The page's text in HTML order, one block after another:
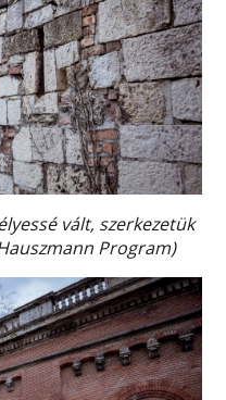
vált, szerkezetük
Program)